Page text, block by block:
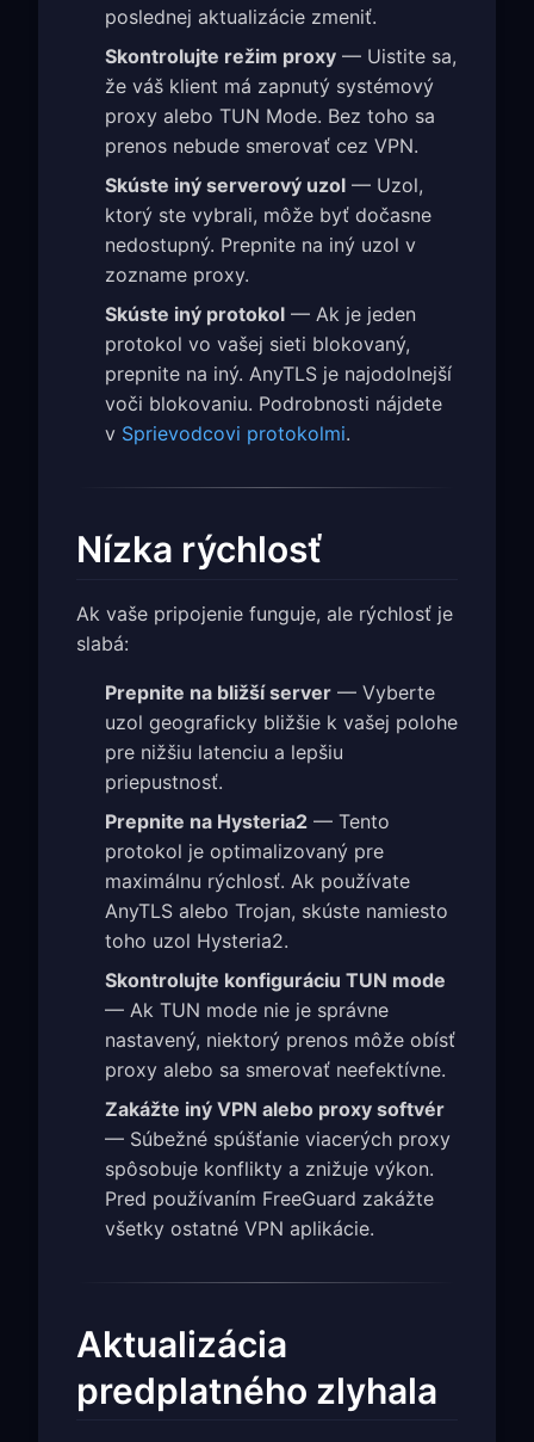
poslednej aktualizácie zmeniť.
Skontrolujte režim proxy — Uistite sa,
že váš klient má zapnutý systémový
proxy alebo TUN Mode. Bez toho sa
prenos nebude smerovať cez VPN.
Skúste iný serverový uzol — Uzol,
ktorý ste vybrali, môže byť dočasne
nedostupný. Prepnite na iný uzol v
zozname proxy.
Skúste iný protokol — Ak je jeden
protokol vo vašej sieti blokovaný,
prepnite na iný. AnyTLS je najodolnejší
voči blokovaniu. Podrobnosti nájdete
v Sprievodcovi protokolmi.
Nízka rýchlosť
Ak vaše pripojenie funguje, ale rýchlosť je
slabá:
Prepnite na bližší server — Vyberte
uzol geograficky bližšie k vašej polohe
pre nižšiu latenciu a lepšiu
priepustnosť.
Prepnite na Hysteria2 — Tento
protokol je optimalizovaný pre
maximálnu rýchlosť. Ak používate
AnyTLS alebo Trojan, skúste namiesto
toho uzol Hysteria2.
Skontrolujte konfiguráciu TUN mode
— Ak TUN mode nie je správne
nastavený, niektorý prenos môže obísť
proxy alebo sa smerovať neefektívne.
Zakážte iný VPN alebo proxy softvér
— Súbežné spúšťanie viacerých proxy
spôsobuje konflikty a znižuje výkon.
Pred používaním FreeGuard zakážte
všetky ostatné VPN aplikácie.
Aktualizácia
predplatného zlyhala